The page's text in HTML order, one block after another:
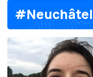
#Neuchâtel